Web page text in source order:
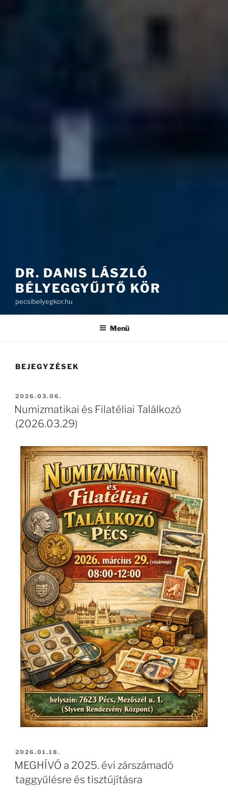
DR. DANIS LÁSZLÓ
BÉLYEGGYŰJTŐ KÖR
pecsibelyegkor.hu
Menü
BEJEGYZÉSEK
2026.03.06.
Numizmatikai és Filatéliai Találkozó
(2026.03.29)
2026.01.18.
MEGHÍVÓ a 2025. évi zárszámadó
taggyűlésre és tisztújításra